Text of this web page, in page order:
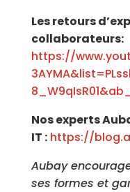
Les retours
collaborateurs:
https://
Nos experts
IT : https://
Aubay
ses formes et